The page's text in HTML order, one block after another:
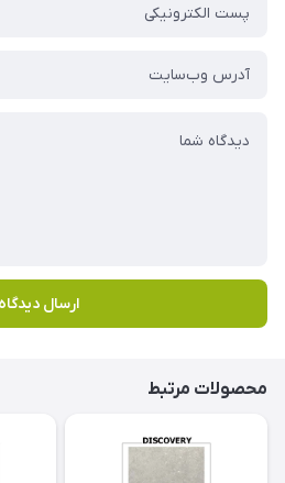
ارسال دیدگاه
محصولات مرتبط